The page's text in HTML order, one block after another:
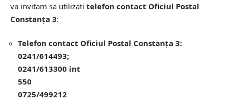
va invitam sa utilizati telefon contact Oficiul Postal
Constanţa 3:
Telefon contact Oficiul Postal Constanţa 3:
0241/614493;
0241/613300 int
550
0725/499212